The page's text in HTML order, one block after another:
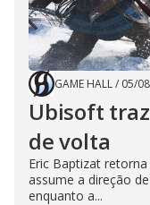
GAME HALL/ 05/
Ubisoft
de volta
Eric Baptizat
assume a direção
enquanto a...